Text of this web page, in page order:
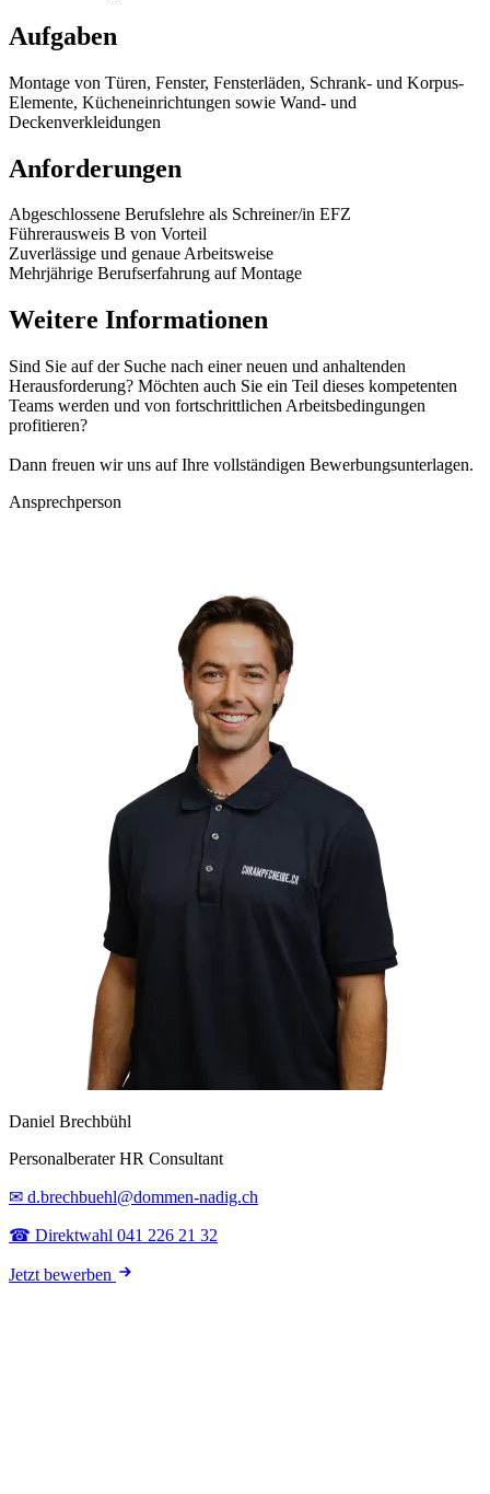
Aufgaben
Montage von Türen, Fenster, Fensterläden, Schrank- und Korpus-
Elemente, Kücheneinrichtungen sowie Wand- und
Deckenverkleidungen
Anforderungen
Abgeschlossene Berufslehre als Schreiner/in EFZ
Führerausweis B von Vorteil
Zuverlässige und genaue Arbeitsweise
Mehrjährige Berufserfahrung auf Montage
Weitere Informationen
Sind Sie auf der Suche nach einer neuen und anhaltenden
Herausforderung? Möchten auch Sie ein Teil dieses kompetenten
Teams werden und von fortschrittlichen Arbeitsbedingungen
profitieren?
Dann freuen wir uns auf Ihre vollständigen Bewerbungsunterlagen.
Ansprechperson
Daniel Brechbühl
Personalberater HR Consultant
✉ d.brechbuehl@dommen-nadig.ch
☎ Direktwahl 041 226 21 32
Jetzt bewerben